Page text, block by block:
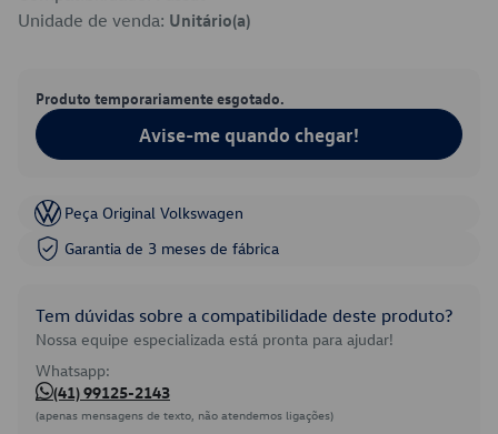
Unidade de venda: Unitário(a)
Produto temporariamente esgotado.
Avise-me quando chegar!
Peça Original Volkswagen
Garantia de 3 meses de fábrica
Tem dúvidas sobre a compatibilidade deste produto?
Nossa equipe especializada está pronta para ajudar!
Whatsapp:
(41) 99125-2143
(apenas mensagens de texto, não atendemos ligações)